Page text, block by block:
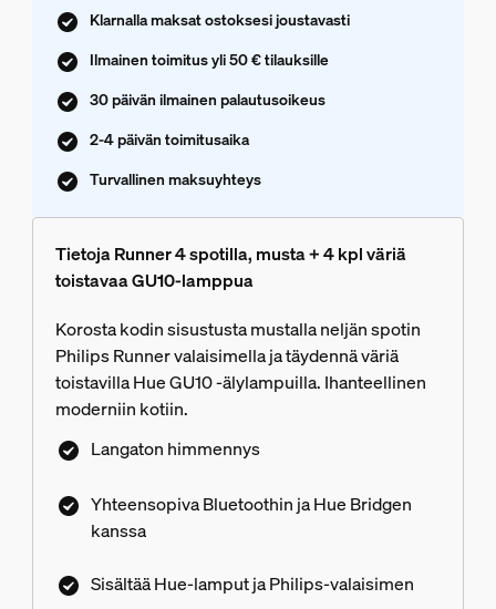
Klarnalla maksat ostoksesi joustavasti
Ilmainen toimitus yli 50 € tilauksille
30 päivän ilmainen palautusoikeus
2-4 päivän toimitusaika
Turvallinen maksuyhteys
Tietoja Runner 4 spotilla, musta + 4 kpl väriä
toistavaa GU10-lamppua
Korosta kodin sisustusta mustalla neljän spotin
Philips Runner valaisimella ja täydennä väriä
toistavilla Hue GU10 -älylampuilla. Ihanteellinen
moderniin kotiin.
Langaton himmennys
Yhteensopiva Bluetoothin ja Hue Bridgen
kanssa
Sisältää Hue-lamput ja Philips-valaisimen